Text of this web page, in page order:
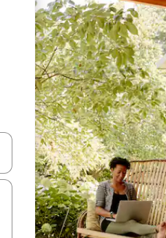
usando las teclas de las